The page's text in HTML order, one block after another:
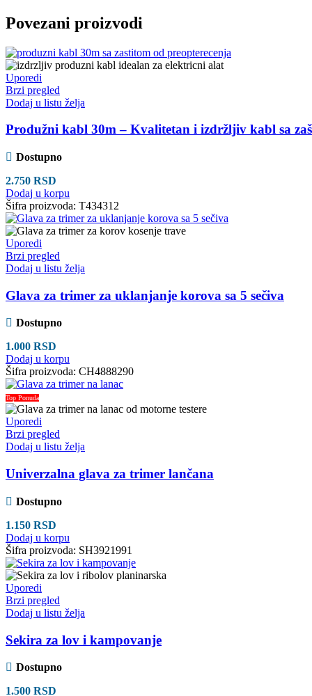
Povezani proizvodi
Uporedi
Brzi pregled
Dodaj u listu želja
Produžni kabl 30m – Kvalitetan i izdržljiv kabl sa
Dostupno
2.750 RSD
Dodaj u korpu
Šifra proizvoda: T434312
Uporedi
Brzi pregled
Dodaj u listu želja
Glava za trimer za uklanjanje korova sa 5 sečiva
Dostupno
1.000 RSD
Dodaj u korpu
Šifra proizvoda: CH4888290
Top Ponuda
Uporedi
Brzi pregled
Dodaj u listu želja
Univerzalna glava za trimer lančana
Dostupno
1.150 RSD
Dodaj u korpu
Šifra proizvoda: SH3921991
Uporedi
Brzi pregled
Dodaj u listu želja
Sekira za lov i kampovanje
Dostupno
1.500 RSD